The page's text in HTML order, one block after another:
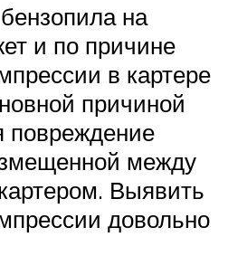
на
и по причине
в картере
причиной
повреждение
между
Выявить
довольно